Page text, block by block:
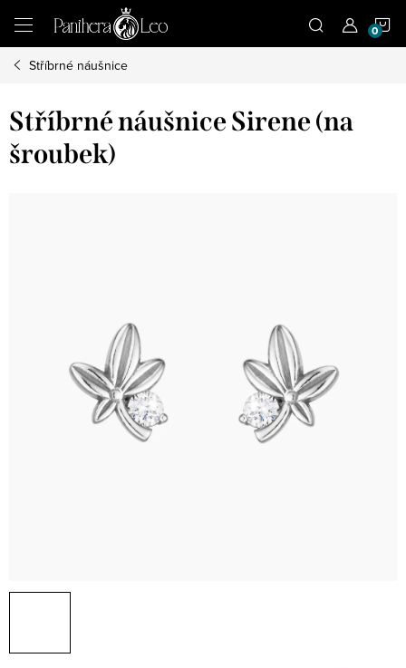
obsah
Stříbrné náušnice
Stříbrné náušnice Sirene (na
šroubek)